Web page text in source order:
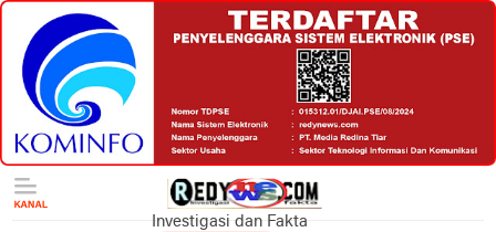
Investigasi dan Fakta